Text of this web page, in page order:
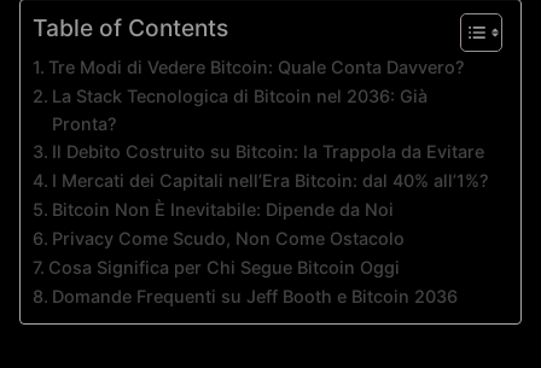
Table of Contents
Tre Modi di Vedere Bitcoin: Quale Conta Davvero?
La Stack Tecnologica di Bitcoin nel 2036: Già
Pronta?
Il Debito Costruito su Bitcoin: la Trappola da Evitare
I Mercati dei Capitali nell’Era Bitcoin: dal 40% all’1%?
Bitcoin Non È Inevitabile: Dipende da Noi
Privacy Come Scudo, Non Come Ostacolo
Cosa Significa per Chi Segue Bitcoin Oggi
Domande Frequenti su Jeff Booth e Bitcoin 2036